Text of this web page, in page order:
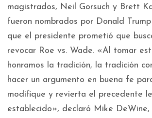
magistrados, Neil Gorsuch y Brett
fueron nombrados por Donald
que el presidente prometió que
revocar Roe vs. Wade. «Al tomar
honramos la tradición, la tradición
hacer un argumento en buena fe
modifique y revierta el precedente
establecido», declaró Mike